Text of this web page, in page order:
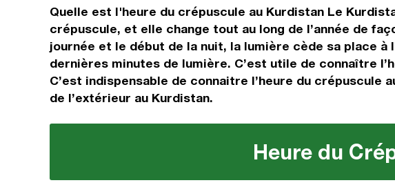
Quelle est l'heure du crépuscule au Kurdistan Le
crépuscule, et elle change tout au long de l’année de
journée et le début de la nuit, la lumière cède sa place
dernières minutes de lumière. C’est utile de connaître
C’est indispensable de connaitre l’heure du crépuscule
de l’extérieur au Kurdistan.
Heure du